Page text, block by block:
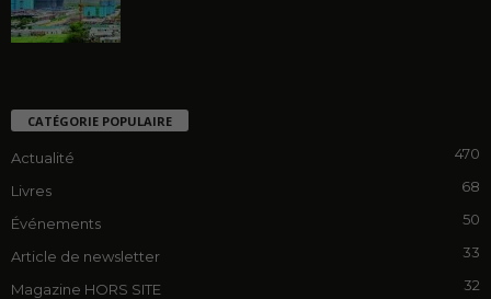
CATÉGORIE POPULAIRE
Actualité 470
Livres 68
Événements 50
Article de newsletter 33
Magazine HORS SITE 32